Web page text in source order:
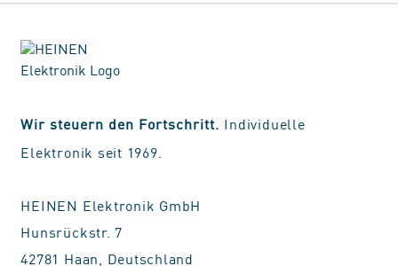
Wir steuern den Fortschritt. Individuelle
Elektronik seit 1969.
HEINEN Elektronik GmbH
Hunsrückstr. 7
42781 Haan, Deutschland